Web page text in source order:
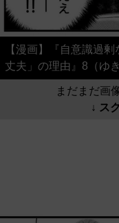
【漫画】『自意識過
丈夫」の理由』8（ゆ
まだまだ画
↓ ス